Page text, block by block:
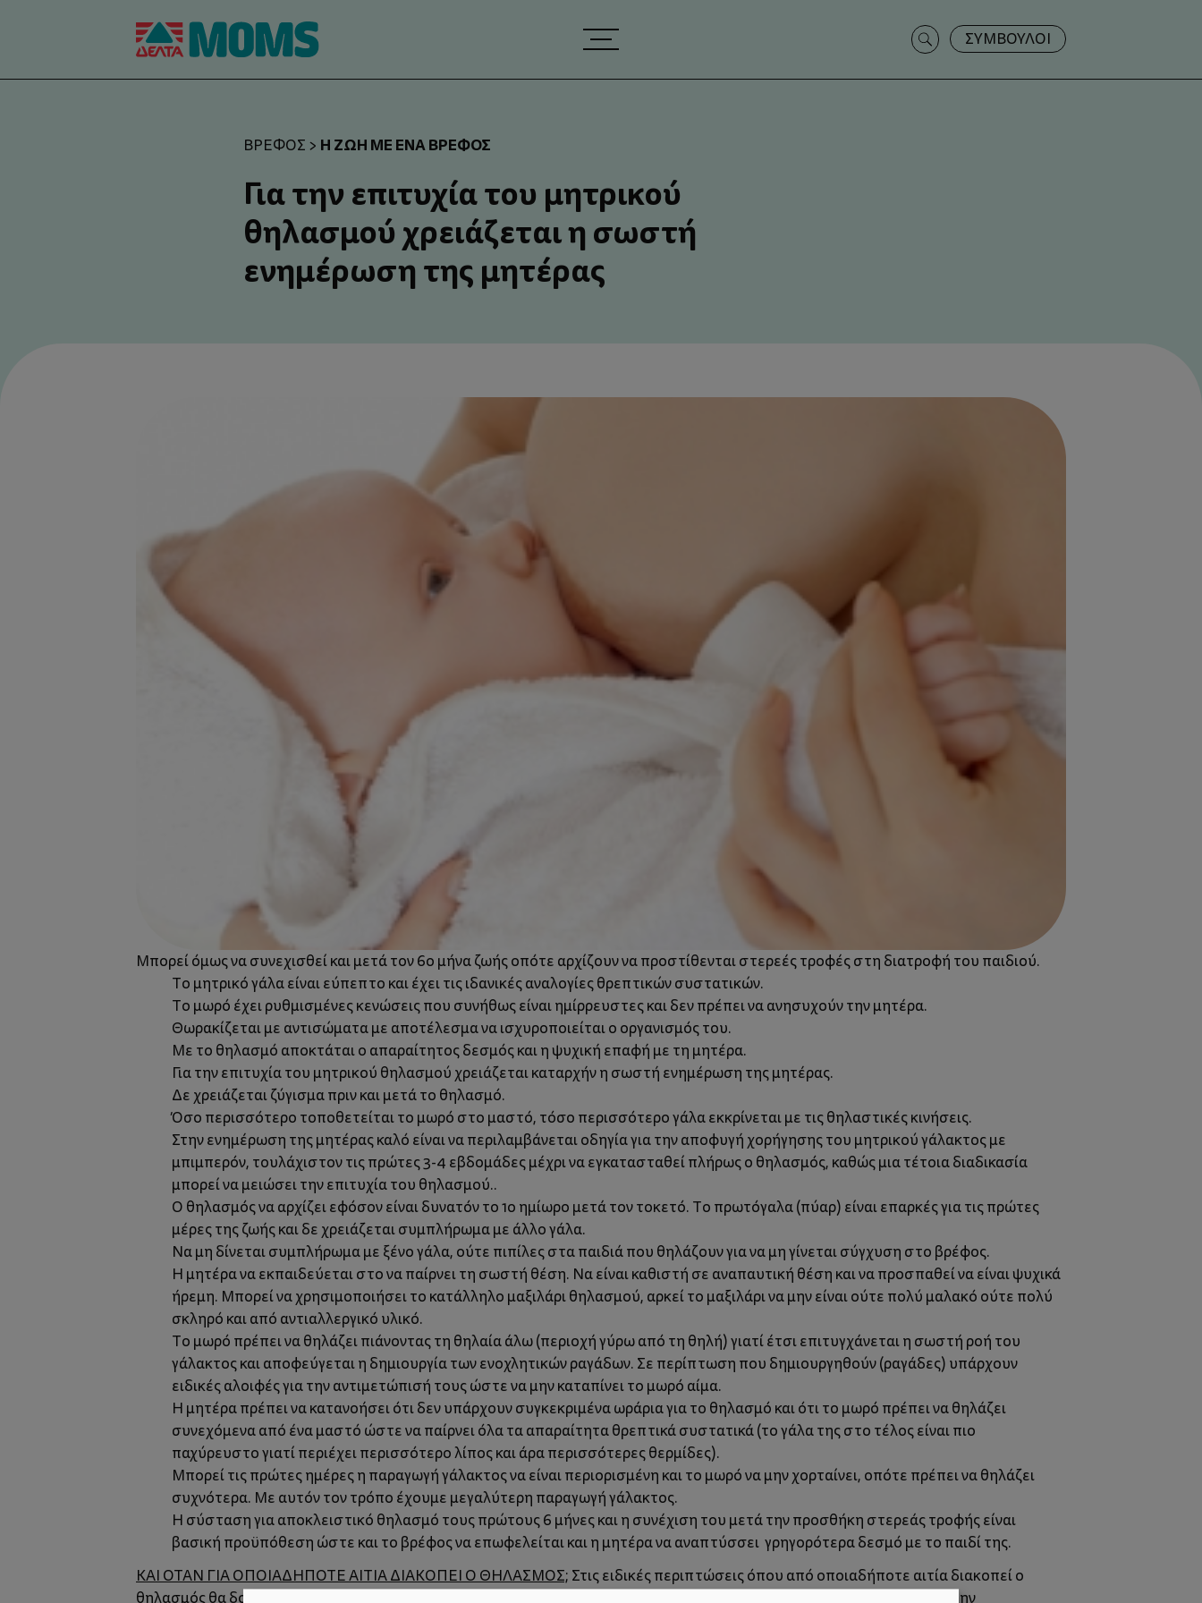
Search
for:
ΣΥΜΒΟΥΛΟΙ
ΒΡΈΦΟΣ > Η ΖΩΉ ΜΕ ΈΝΑ ΒΡΈΦΟΣ
Για την επιτυχία του μητρικού
θηλασμού χρειάζεται η σωστή
ενημέρωση της μητέρας
Μπορεί όμως να συνεχισθεί και μετά τον 6ο μήνα ζωής οπότε αρχίζουν να προστίθενται στερεές τροφές στη διατροφή του παιδιού.
Το μητρικό γάλα είναι εύπεπτο και έχει τις ιδανικές αναλογίες θρεπτικών συστατικών.
Το μωρό έχει ρυθμισμένες κενώσεις που συνήθως είναι ημίρρευστες και δεν πρέπει να ανησυχούν την μητέρα.
Θωρακίζεται με αντισώματα με αποτέλεσμα να ισχυροποιείται ο οργανισμός του.
Με το θηλασμό αποκτάται ο απαραίτητος δεσμός και η ψυχική επαφή με τη μητέρα.
Για την επιτυχία του μητρικού θηλασμού χρειάζεται καταρχήν η σωστή ενημέρωση της μητέρας.
Δε χρειάζεται ζύγισμα πριν και μετά το θηλασμό.
Όσο περισσότερο τοποθετείται το μωρό στο μαστό, τόσο περισσότερο γάλα εκκρίνεται με τις θηλαστικές κινήσεις.
Στην ενημέρωση της μητέρας καλό είναι να περιλαμβάνεται οδηγία για την αποφυγή χορήγησης του μητρικού γάλακτος με
μπιμπερόν, τουλάχιστον τις πρώτες 3-4 εβδομάδες μέχρι να εγκατασταθεί πλήρως ο θηλασμός, καθώς μια τέτοια διαδικασία
μπορεί να μειώσει την επιτυχία του θηλασμού..
Ο θηλασμός να αρχίζει εφόσον είναι δυνατόν το 1ο ημίωρο μετά τον τοκετό. Το πρωτόγαλα (πύαρ) είναι επαρκές για τις πρώτες
μέρες της ζωής και δε χρειάζεται συμπλήρωμα με άλλο γάλα.
Να μη δίνεται συμπλήρωμα με ξένο γάλα, ούτε πιπίλες στα παιδιά που θηλάζουν για να μη γίνεται σύγχυση στο βρέφος.
Η μητέρα να εκπαιδεύεται στο να παίρνει τη σωστή θέση. Να είναι καθιστή σε αναπαυτική θέση και να προσπαθεί να είναι ψυχικά
ήρεμη. Μπορεί να χρησιμοποιήσει το κατάλληλο μαξιλάρι θηλασμού, αρκεί το μαξιλάρι να μην είναι ούτε πολύ μαλακό ούτε πολύ
σκληρό και από αντιαλλεργικό υλικό.
Το μωρό πρέπει να θηλάζει πιάνοντας τη θηλαία άλω (περιοχή γύρω από τη θηλή) γιατί έτσι επιτυγχάνεται η σωστή ροή του
γάλακτος και αποφεύγεται η δημιουργία των ενοχλητικών ραγάδων. Σε περίπτωση που δημιουργηθούν (ραγάδες) υπάρχουν
ειδικές αλοιφές για την αντιμετώπισή τους ώστε να μην καταπίνει το μωρό αίμα.
Η μητέρα πρέπει να κατανοήσει ότι δεν υπάρχουν συγκεκριμένα ωράρια για το θηλασμό και ότι το μωρό πρέπει να θηλάζει
συνεχόμενα από ένα μαστό ώστε να παίρνει όλα τα απαραίτητα θρεπτικά συστατικά (το γάλα της στο τέλος είναι πιο
παχύρευστο γιατί περιέχει περισσότερο λίπος και άρα περισσότερες θερμίδες).
Μπορεί τις πρώτες ημέρες η παραγωγή γάλακτος να είναι περιορισμένη και το μωρό να μην χορταίνει, οπότε πρέπει να θηλάζει
συχνότερα. Με αυτόν τον τρόπο έχουμε μεγαλύτερη παραγωγή γάλακτος.
Η σύσταση για αποκλειστικό θηλασμό τους πρώτους 6 μήνες και η συνέχιση του μετά την προσθήκη στερεάς τροφής είναι
βασική προϋπόθεση ώστε και το βρέφος να επωφελείται και η μητέρα να αναπτύσσει γρηγορότερα δεσμό με το παιδί της.
ΚΑΙ ΟΤΑΝ ΓΙΑ ΟΠΟΙΑΔΗΠΟΤΕ ΑΙΤΙΑ ΔΙΑΚΟΠΕΙ Ο ΘΗΛΑΣΜΟΣ; Στις ειδικές περιπτώσεις όπου από οποιαδήποτε αιτία διακοπεί ο
θηλασμός θα δοθεί, μετά από συνεννόηση με τον παιδίατρο, το κατάλληλο για την ηλικία του μωρού γάλα σε σκόνη. Για την